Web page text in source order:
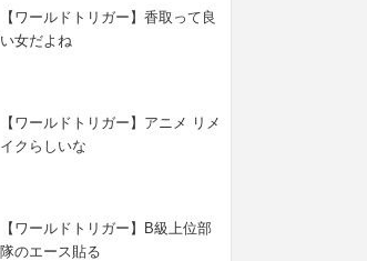
【ワールドトリガー】香取って良
い女だよね
【ワールドトリガー】アニメ リメ
イクらしいな
【ワールドトリガー】B級上位部
隊のエース貼る